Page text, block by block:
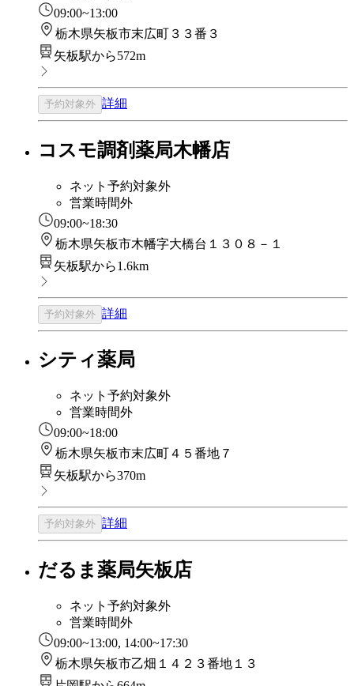
09:00~13:00
栃木県矢板市末広町３３番３
矢板駅から572m
予約対象外 詳細
コスモ調剤薬局木幡店
ネット予約対象外
営業時間外
09:00~18:30
栃木県矢板市木幡字大橋台１３０８－１
矢板駅から1.6km
予約対象外 詳細
シティ薬局
ネット予約対象外
営業時間外
09:00~18:00
栃木県矢板市末広町４５番地７
矢板駅から370m
予約対象外 詳細
だるま薬局矢板店
ネット予約対象外
営業時間外
09:00~13:00, 14:00~17:30
栃木県矢板市乙畑１４２３番地１３